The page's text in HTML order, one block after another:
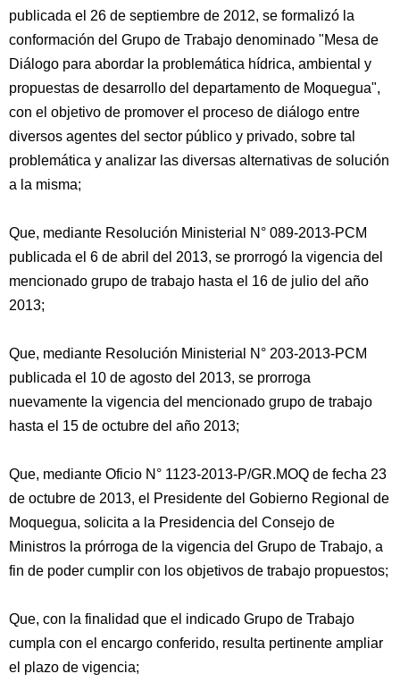
publicada el 26 de septiembre de 2012, se formalizó la
conformación del Grupo de Trabajo denominado "Mesa de
Diálogo para abordar la problemática hídrica, ambiental y
propuestas de desarrollo del departamento de Moquegua",
con el objetivo de promover el proceso de diálogo entre
diversos agentes del sector público y privado, sobre tal
problemática y analizar las diversas alternativas de solución
a la misma;
Que, mediante Resolución Ministerial N° 089-2013-PCM
publicada el 6 de abril del 2013, se prorrogó la vigencia del
mencionado grupo de trabajo hasta el 16 de julio del año
2013;
Que, mediante Resolución Ministerial N° 203-2013-PCM
publicada el 10 de agosto del 2013, se prorroga
nuevamente la vigencia del mencionado grupo de trabajo
hasta el 15 de octubre del año 2013;
Que, mediante Oficio N° 1123-2013-P/GR.MOQ de fecha 23
de octubre de 2013, el Presidente del Gobierno Regional de
Moquegua, solicita a la Presidencia del Consejo de
Ministros la prórroga de la vigencia del Grupo de Trabajo, a
fin de poder cumplir con los objetivos de trabajo propuestos;
Que, con la finalidad que el indicado Grupo de Trabajo
cumpla con el encargo conferido, resulta pertinente ampliar
el plazo de vigencia;